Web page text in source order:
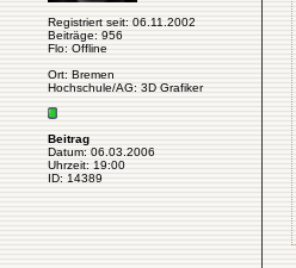
Registriert seit: 06.11.2002
Beiträge: 956
Flo: Offline
Ort: Bremen
Hochschule/AG: 3D Grafiker
Beitrag
Datum: 06.03.2006
Uhrzeit: 19:00
ID: 14389